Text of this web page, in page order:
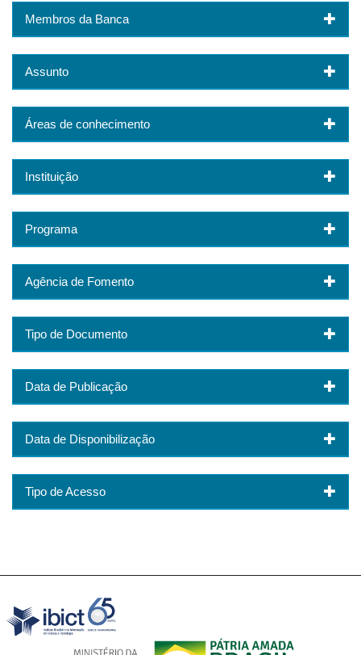
Membros da Banca
Assunto
Áreas de conhecimento
Instituição
Programa
Agência de Fomento
Tipo de Documento
Data de Publicação
Data de Disponibilização
Tipo de Acesso